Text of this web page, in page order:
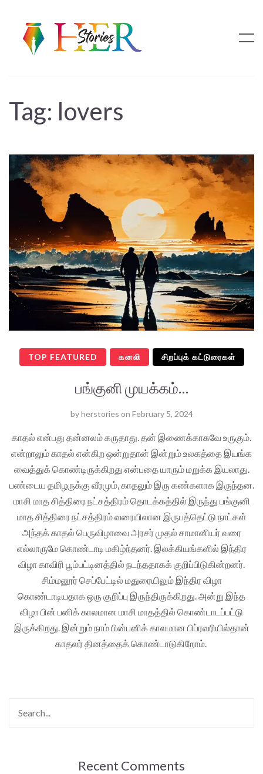
Tag: lovers
TOP FEATURED கனலி சிறப்புக் கட்டுரைகள்
பங்குனி முயக்கம்…
byherstories on February 5, 2024
காதல் என்பது தன்னலம் கருதாது. தன் இணைக்காகவே உருகும்.
என்றாலும் காதல் என்கிற ஒன்றுதான் இன்றும் உலகத்தை இயங்க
வைத்துக் கொண்டிருக்கிறது என்பதை யாரும் மறுக்க இயலாது.
பண்டைய தமிழருக்கு வீரமும், காதலும் இரு கண்களாக இருந்தன.
மாசி மாத சித்திரை நட்சத்திரம் தொடக்கத்தில் இருந்து பங்குனி
மாத சித்திரை நட்சத்திரம் வரையிலான இருபத்தெட்டு நாட்கள்
அந்தக் காதல் பெருவிழாவை அரசர் முதல் சாமானியர் வரை
எல்லாருமே கொண்டாடி மகிழ்ந்தனர். இலக்கியங்களில் இந்திர
விழா காவிரி பூம்பட்டினத்தில் நடந்ததாகக் குறிப்பிடுகின்றனர்.
சிம்மனூர் செப்பேட்டில் மதுரையிலும் இந்திர விழா
கொண்டாடியதாக ஒரு குறிப்பு இருந்திருக்கிறது. அன்று இந்த
விழா பின் பனிக் காலமான மாசி மாதத்தில் கொண்டாடப்பட்டு
இருக்கிறது. இன்றும் நாம் பின்பனிக் காலமான பிப்ரவரியில்தான்
காதலர் தினத்தைக் கொண்டாடுகிறோம்.
Recent Comments